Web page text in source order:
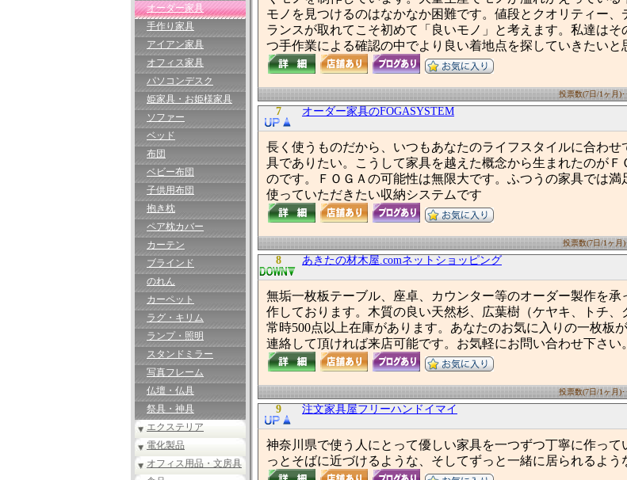
オーダー家具
手作り家具
アイアン家具
オフィス家具
パソコンデスク
姫家具・お姫様家具
ソファー
ベッド
布団
ベビー布団
子供用布団
抱き枕
ペア枕カバー
カーテン
ブラインド
のれん
カーペット
ラグ・キリム
ランプ・照明
スタンドミラー
写真フレーム
仏壇・仏具
祭具・神具
エクステリア
電化製品
オフィス用品・文房具
モノを見つけるのはなかなか困難です。値段とクオリティー
ランスが取れてこそ初めて「良いモノ」と考えます。私達は
つ手作業による確認の中でより良い着地点を探していきたいと
投票数(7日/1ヶ月)
7 オーダー家具のFOGASYSTEM
長く使うものだから、いつもあなたのライフスタイルに合わせ
具でありたい。こうして家具を越えた概念から生まれたのがＦ
のです。ＦＯＧＡの可能性は無限大です。ふつうの家具では満
使っていただきたい収納システムです
投票数(7日/1ヶ月
8 あきたの材木屋.comネットショッピング
無垢一枚板テーブル、座卓、カウンター等のオーダー製作を承
作しております。木質の良い天然杉、広葉樹（ケヤキ、トチ
常時500点以上在庫があります。あなたのお気に入りの一枚板
連絡して頂ければ来店可能です。お気軽にお問い合わせ下さい。
投票数(7日/1ヶ月)
9 注文家具屋フリーハンドイマイ
神奈川県で使う人にとって優しい家具を一つずつ丁寧に作っ
っとそばに近づけるような、そしてずっと一緒に居られるよう